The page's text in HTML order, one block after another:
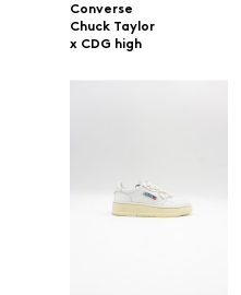
Converse
Chuck Taylor
x CDG high